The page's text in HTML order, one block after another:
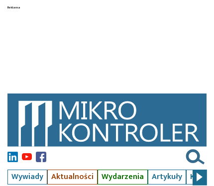
Wywiady Aktualności Wydarzenia Artykuły Kursy